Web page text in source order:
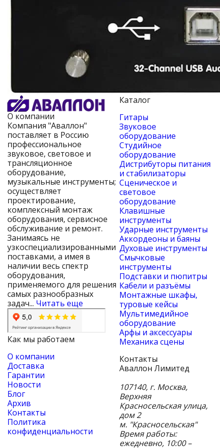
О компании
Компания "Аваллон"
поставляет в Россию
профессиональное
звуковое, световое и
трансляционное
оборудование,
музыкальные инструменты;
осуществляет
проектирование,
комплексный монтаж
оборудования, сервисное
обслуживание и ремонт.
Занимаясь не
узкоспециализированными
поставками, а имея в
наличии весь спектр
оборудования,
применяемого для решения
самых разнообразных
задач... Читать еще
Как мы работаем
О компании
Доставка
Гарантии
Новости
Блог
Архив
Контакты
Политика
конфиденциальности
Каталог
Гитары
Звуковое
оборудование
Студийное
оборудование
Дистрибуторы питания
и стабилизаторы
Сценическое и
световое
оборудование
Клавишные
инструменты
Ударные инструменты
Аккордеоны и баяны
Духовые инструменты
Смычковые
инструменты
Подставки и пюпитры
Кабели и разъёмы
Монтажные шкафы,
туровые кейсы
Мультимедийное
оборудование
Арфы и аксессуары
Механика сцены
Контакты
Аваллон Лимитед
107140, г. Москва,
Верхняя
Красносельская улица,
дом 2
м. "Красносельская"
Время работы:
ежедневно, 10:00 –